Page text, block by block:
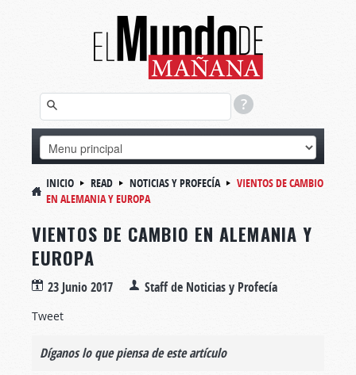
INICIO READ NOTICIAS Y PROFECÍA
VIENTOS DE CAMBIO
EN ALEMANIA Y EUROPA
VIENTOS DE CAMBIO EN ALEMANIA Y
EUROPA
23 Junio 2017 Staff de Noticias y Profecía
Tweet
Díganos lo que piensa de este artículo